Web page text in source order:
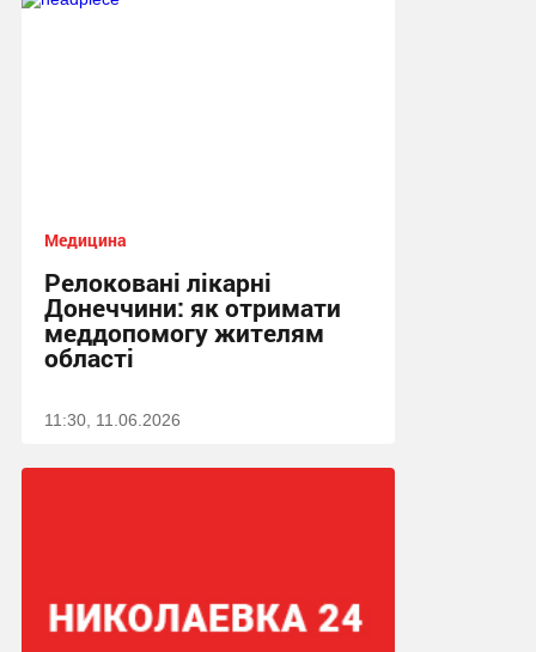
Медицина
Релоковані лікарні
Донеччини: як отримати
меддопомогу жителям
області
11:30, 11.06.2026